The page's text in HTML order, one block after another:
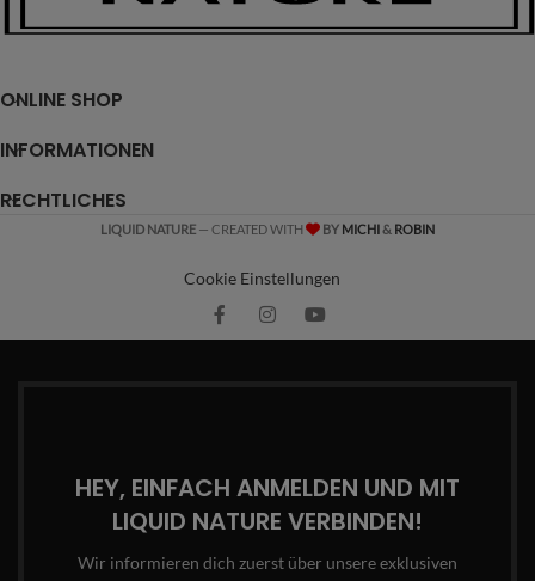
ONLINE SHOP
INFORMATIONEN
RECHTLICHES
LIQUID NATURE — CREATED WITH BY MICHI& ROBIN
Cookie Einstellungen
HEY, EINFACH ANMELDEN UND MIT
LIQUID NATURE VERBINDEN!
Wir informieren dich zuerst über unsere exklusiven